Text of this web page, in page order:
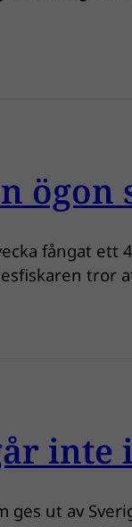
fångat
ges ut av